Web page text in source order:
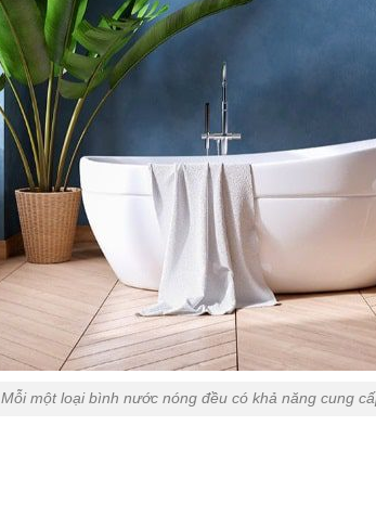
Mỗi một loại bình nước nóng đều có khả năng cung